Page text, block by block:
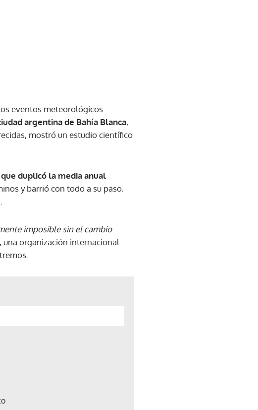
eventos meteorológicos
argentina de Bahía Blanca,
mostró un estudio científico
duplicó la media anual
y barrió con todo a su paso,
imposible sin el cambio
organización internacional